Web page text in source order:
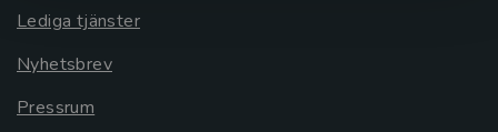
Lediga tjänster
Nyhetsbrev
Pressrum